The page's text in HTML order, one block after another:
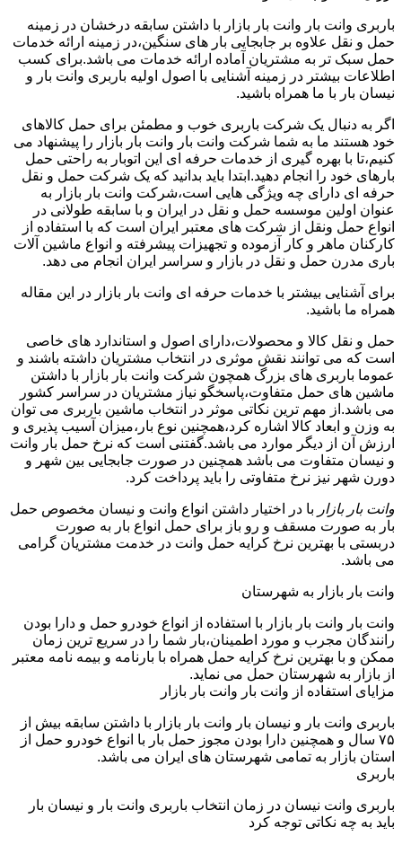
باربری وانت بار وانت بار بازار با داشتن سابقه درخشان در زمینه
حمل و نقل علاوه بر جابجایی بار های سنگین،در زمینه ارائه خدمات
حمل سبک تر به مشتریان آماده ارائه خدمات می باشد.برای کسب
اطلاعات بیشتر در زمینه آشنایی با اصول اولیه باربری وانت بار و
نیسان بار با ما همراه باشید.
اگر به دنبال یک شرکت باربری خوب و مطمئن برای حمل کالاهای
خود هستند ما به شما شرکت وانت بار وانت بار بازار را پیشنهاد می
کنیم،تا با بهره گیری از خدمات حرفه ای این اتوبار به راحتی حمل
بارهای خود را انجام دهید.ابتدا باید بدانید که یک شرکت حمل و نقل
حرفه ای دارای چه ویژگی هایی است،شرکت وانت بار بازار به
عنوان اولین موسسه حمل و نقل در ایران و با سابقه طولانی در
انواع حمل ونقل از شرکت های معتبر ایران است که با استفاده از
کارکنان ماهر و کار آزموده و تجهیزات پیشرفته و انواع ماشین آلات
باری مدرن حمل و نقل در بازار و سراسر ایران انجام می دهد.
برای آشنایی بیشتر با خدمات حرفه ای وانت بار بازار در این مقاله
همراه ما باشید.
حمل و نقل کالا و محصولات،دارای اصول و استاندارد های خاصی
است که می توانند نقش موثری در انتخاب مشتریان داشته باشند و
عموما باربری های بزرگ همچون شرکت وانت بار بازار با داشتن
ماشین های حمل متفاوت،پاسخگو نیاز مشتریان در سراسر کشور
می باشد.از مهم ترین نکاتی موثر در انتخاب ماشین باربری می توان
به وزن و ابعاد کالا اشاره کرد،همچنین نوع بار،میزان آسیب پذیری و
ارزش آن از دیگر موارد می باشد.گفتنی است که نرخ حمل بار وانت
و نیسان متفاوت می باشد همچنین در صورت جابجایی بین شهر و
دورن شهر نیز نرخ متفاوتی را باید پرداخت کرد.
وانت بار بازار با در اختیار داشتن انواع وانت و نیسان مخصوص حمل
بار به صورت مسقف و رو باز برای حمل انواع بار به صورت
دربستی با بهترین نرخ کرایه حمل وانت در خدمت مشتریان گرامی
می باشد.
وانت بار بازار به شهرستان
وانت بار وانت بار بازار با استفاده از انواع خودرو حمل و دارا بودن
رانندگان مجرب و مورد اطمینان،بار شما را در سریع ترین زمان
ممکن و با بهترین نرخ کرایه حمل همراه با بارنامه و بیمه نامه معتبر
از بازار به شهرستان حمل می نماید.
مزایای استفاده از وانت بار وانت بار بازار
باربری وانت بار و نیسان بار وانت بار بازار با داشتن سابقه بیش از
۷۵ سال و همچنین دارا بودن مجوز حمل بار با انواع خودرو حمل از
استان بازار به تمامی شهرستان های ایران می باشد.
باربری
باربری وانت نیسان در زمان انتخاب باربری وانت بار و نیسان بار
باید به چه نکاتی توجه کرد